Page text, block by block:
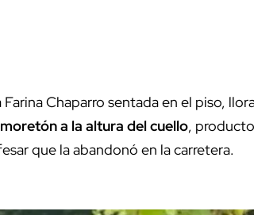
Chaparro sentada en el piso,
a la altura del cuello,
que la abandonó en la carretera.